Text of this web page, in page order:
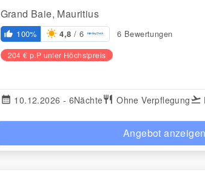
Grand Baie, Mauritius
thumb_up_alt 100% 4,8 / 6 6 Bewertungen
204 € p.P unter Höchstpreis
calendar_month 10.12.2026 - 6Nächterestaurant Ohne Verpflegungflight_takeoff
Angebot anzeigen